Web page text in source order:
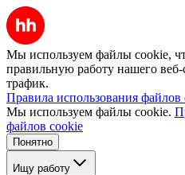
Мы используем файлы cookie,
правильную работу нашего веб-
трафик.
Правила использования файлов
Мы используем файлы cookie.
файлов cookie
Понятно
Ищу работу